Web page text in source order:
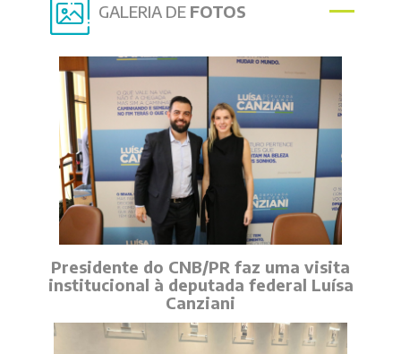
GALERIA DE FOTOS
Presidente do CNB/PR faz uma visita
institucional à deputada federal Luísa
Canziani